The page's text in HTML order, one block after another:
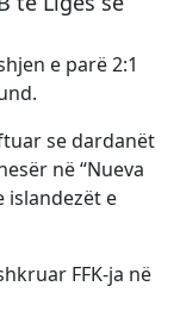
e parë 2:1
se dardanët
në “Nueva
islandezët e
FFK-ja në